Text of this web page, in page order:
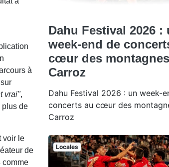
à
vrai",
plus de
voir le
de
comme
Dahu Festival 2026 :
week-end de
cœur des
Carroz
Dahu Festival 2026 : un week-
concerts au cœur des
Carroz
Locales